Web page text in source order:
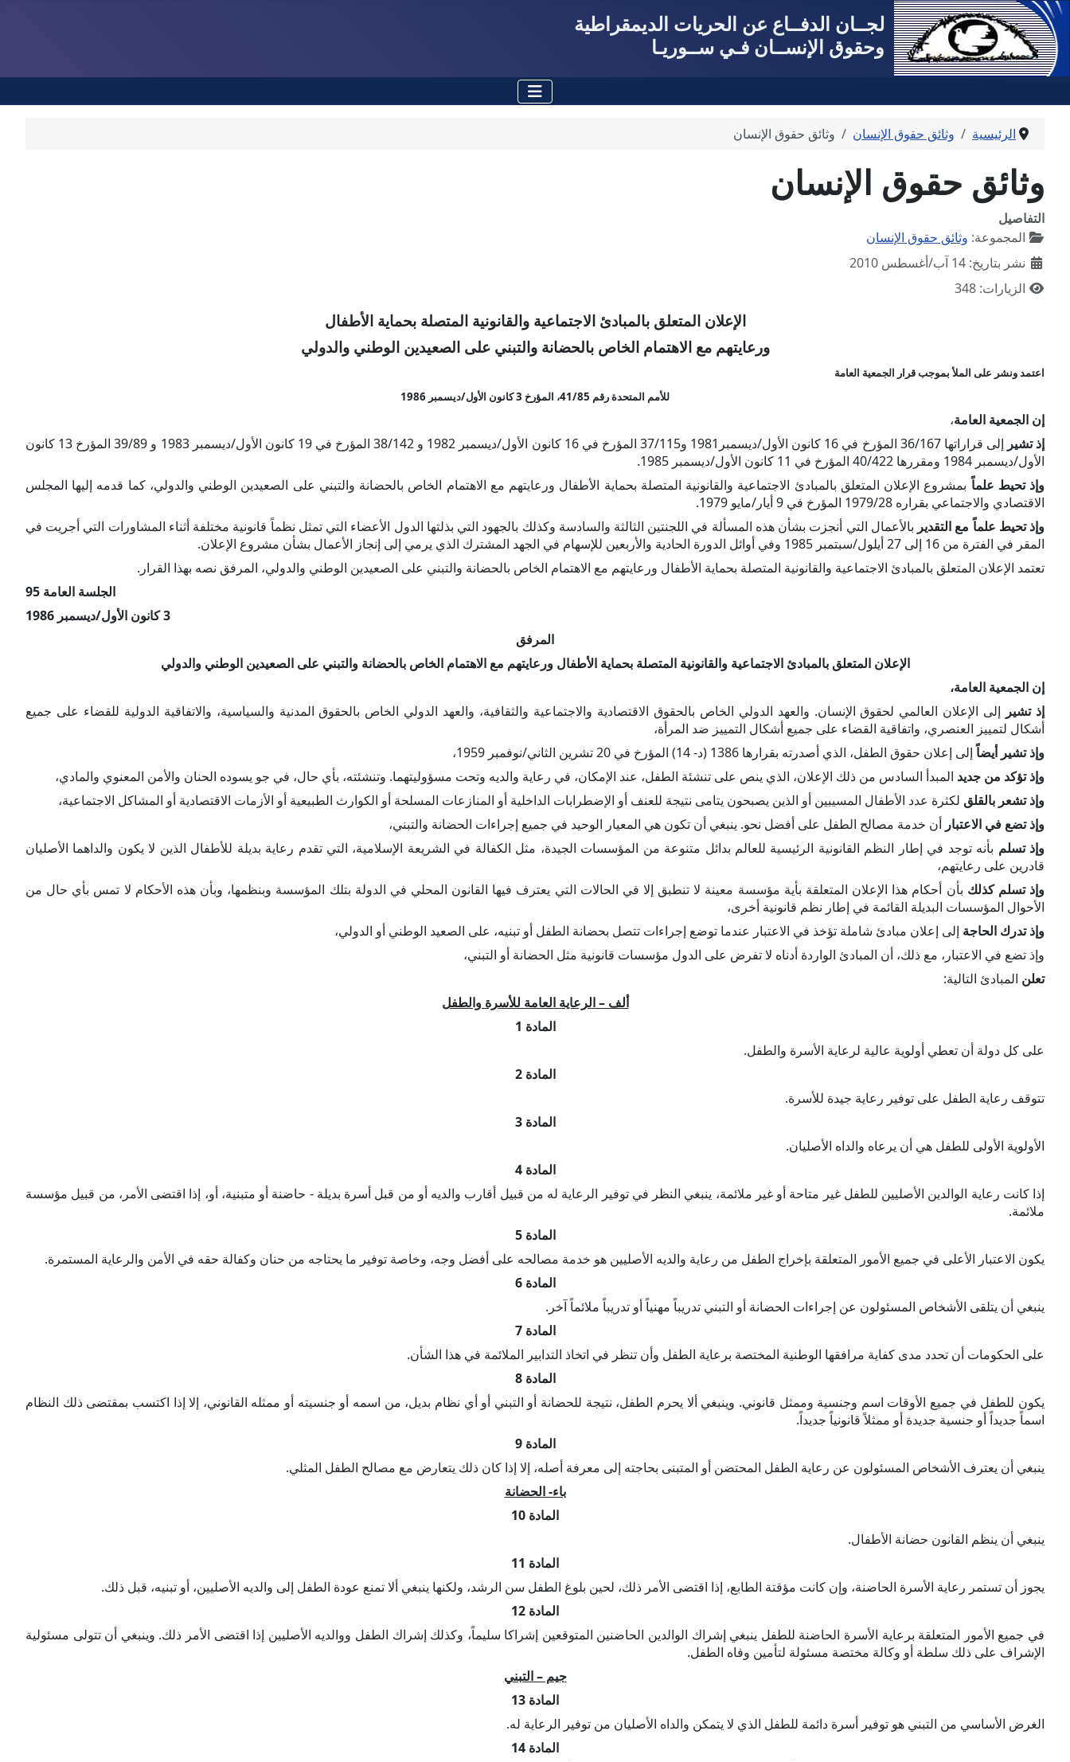
لجــان الدفــاع عن الحريات الديمقراطية
وحقوق الإنســان فـي ســوريـا
الرئيسية وثائق حقوق الإنسان وثائق حقوق الإنسان
وثائق حقوق الإنسان
التفاصيل
المجموعة: وثائق حقوق الإنسان
نشر بتاريخ: 14 آب/أغسطس 2010
الزيارات: 348
الإعلان المتعلق بالمبادئ الاجتماعية والقانونية المتصلة بحماية الأطفال
ورعايتهم مع الاهتمام الخاص بالحضانة والتبني على الصعيدين الوطني والدولي
اعتمد ونشر على الملأ بموجب قرار الجمعية العامة
للأمم المتحدة رقم 41/85، المؤرخ 3 كانون الأول/ديسمبر 1986
إن الجمعية العامة،
إذ تشير
إلى قراراتها 36/167 المؤرخ في 16 كانون الأول/ديسمبر1981 و37/115 المؤرخ في 16 كانون الأول/ديسمبر 1982 و 38/142 المؤرخ في 19 كانون الأول/ديسمبر 1983 و 39/89 المؤرخ 13 كانون
الأول/ديسمبر 1984 ومقررها 40/422 المؤرخ في 11 كانون الأول/ديسمبر 1985.
وإذ تحيط علماًبمشروع الإعلان المتعلق بالمبادئ الاجتماعية والقانونية المتصلة بحماية الأطفال ورعايتهم مع الاهتمام الخاص بالحضانة والتبني على الصعيدين الوطني والدولي، كما قدمه إليها المجلس
الاقتصادي والاجتماعي بقراره 1979/28 المؤرخ في 9 أيار/مايو 1979.
وإذ تحيط علماً مع التقدير بالأعمال التي أنجزت بشأن هذه المسألة في اللجنتين الثالثة والسادسة وكذلك بالجهود التي بذلتها الدول الأعضاء التي تمثل نظماً قانونية مختلفة أثناء المشاورات التي أجريت في
المقر في الفترة من 16 إلى 27 أيلول/سبتمبر 1985 وفي أوائل الدورة الحادية والأربعين للإسهام في الجهد المشترك الذي يرمي إلى إنجاز الأعمال بشأن مشروع الإعلان.
تعتمد الإعلان المتعلق بالمبادئ الاجتماعية والقانونية المتصلة بحماية الأطفال ورعايتهم مع الاهتمام الخاص بالحضانة والتبني على الصعيدين الوطني والدولي، المرفق نصه بهذا القرار.
الجلسة العامة 95
3 كانون الأول/ديسمبر 1986
المرفق
الإعلان المتعلق بالمبادئ الاجتماعية والقانونية المتصلة بحماية الأطفال ورعايتهم مع الاهتمام الخاص بالحضانة والتبني على الصعيدين الوطني والدولي
إن الجمعية العامة،
إذ تشير إلى الإعلان العالمي لحقوق الإنسان. والعهد الدولي الخاص بالحقوق الاقتصادية والاجتماعية والثقافية، والعهد الدولي الخاص بالحقوق المدنية والسياسية، والاتفاقية الدولية للقضاء على جميع
أشكال لتمييز العنصري، واتفاقية القضاء على جميع أشكال التمييز ضد المرأة،
وإذ تشير أيضاًإلى إعلان حقوق الطفل، الذي أصدرته بقرارها 1386 (د- 14) المؤرخ في 20 تشرين الثاني/نوفمبر 1959،
وإذ تؤكد من جديد المبدأ السادس من ذلك الإعلان، الذي ينص على تنشئة الطفل، عند الإمكان، في رعاية والديه وتحت مسؤوليتهما. وتنشئته، بأي حال، في جو يسوده الحنان والأمن المعنوي والمادي،
وإذ تشعر بالقلق لكثرة عدد الأطفال المسيبين أو الذين يصبحون يتامى نتيجة للعنف أو الإضطرابات الداخلية أو المنازعات المسلحة أو الكوارث الطبيعية أو الأزمات الاقتصادية أو المشاكل الاجتماعية،
وإذ تضع في الاعتبار أن خدمة مصالح الطفل على أفضل نحو. ينبغي أن تكون هي المعيار الوحيد في جميع إجراءات الحضانة والتبني،
وإذ تسلم بأنه توجد في إطار النظم القانونية الرئيسية للعالم بدائل متنوعة من المؤسسات الجيدة، مثل الكفالة في الشريعة الإسلامية، التي تقدم رعاية بديلة للأطفال الذين لا يكون والداهما الأصليان
قادرين على رعايتهم،
وإذ تسلم كذلك بأن أحكام هذا الإعلان المتعلقة بأية مؤسسة معينة لا تنطبق إلا في الحالات التي يعترف فيها القانون المحلي في الدولة بتلك المؤسسة وبنظمها، وبأن هذه الأحكام لا تمس بأي حال من
الأحوال المؤسسات البديلة القائمة في إطار نظم قانونية أخرى،
وإذ تدرك الحاجة إلى إعلان مبادئ شاملة تؤخذ في الاعتبار عندما توضع إجراءات تتصل بحضانة الطفل أو تبنيه، على الصعيد الوطني أو الدولي،
وإذ تضع في الاعتبار، مع ذلك، أن المبادئ الواردة أدناه لا تفرض على الدول مؤسسات قانونية مثل الحضانة أو التبني،
تعلن المبادئ التالية:
ألف – الرعاية العامة للأسرة والطفل
المادة 1
على كل دولة أن تعطي أولوية عالية لرعاية الأسرة والطفل.
المادة 2
تتوقف رعاية الطفل على توفير رعاية جيدة للأسرة.
المادة 3
الأولوية الأولى للطفل هي أن يرعاه والداه الأصليان.
المادة 4
إذا كانت رعاية الوالدين الأصليين للطفل غير متاحة أو غير ملائمة، ينبغي النظر في توفير الرعاية له من قبيل أقارب والديه أو من قبل أسرة بديلة - حاضنة أو متبنية، أو، إذا اقتضى الأمر، من قبيل مؤسسة
ملائمة.
المادة 5
يكون الاعتبار الأعلى في جميع الأمور المتعلقة بإخراج الطفل من رعاية والديه الأصليين هو خدمة مصالحه على أفضل وجه، وخاصة توفير ما يحتاجه من حنان وكفالة حقه في الأمن والرعاية المستمرة.
المادة 6
ينبغي أن يتلقى الأشخاص المسئولون عن إجراءات الحضانة أو التبني تدريباً مهنياً أو تدريباً ملائماً آخر.
المادة 7
على الحكومات أن تحدد مدى كفاية مرافقها الوطنية المختصة برعاية الطفل وأن تنظر في اتخاذ التدابير الملائمة في هذا الشأن.
المادة 8
يكون للطفل في جميع الأوقات اسم وجنسية وممثل قانوني. وينبغي ألا يحرم الطفل، نتيجة للحضانة أو التبني أو أي نظام بديل، من اسمه أو جنسيته أو ممثله القانوني، إلا إذا اكتسب بمقتضى ذلك النظام
اسماً جديداً أو جنسية جديدة أو ممثلاً قانونياً جديداً.
المادة 9
ينبغي أن يعترف الأشخاص المسئولون عن رعاية الطفل المحتضن أو المتبنى بحاجته إلى معرفة أصله، إلا إذا كان ذلك يتعارض مع مصالح الطفل المثلي.
باء- الحضانة
المادة 10
ينبغي أن ينظم القانون حضانة الأطفال.
المادة 11
يجوز أن تستمر رعاية الأسرة الحاضنة، وإن كانت مؤقتة الطابع، إذا اقتضى الأمر ذلك، لحين بلوغ الطفل سن الرشد، ولكنها ينبغي ألا تمنع عودة الطفل إلى والديه الأصليين، أو تبنيه، قبل ذلك.
المادة 12
في جميع الأمور المتعلقة برعاية الأسرة الحاضنة للطفل ينبغي إشراك الوالدين الحاضنين المتوقعين إشراكا سليماً، وكذلك إشراك الطفل ووالديه الأصليين إذا اقتضى الأمر ذلك. وينبغي أن تتولى مسئولية
الإشراف على ذلك سلطة أو وكالة مختصة مسئولة لتأمين وفاه الطفل.
جيم – التبني
المادة 13
الغرض الأساسي من التبني هو توفير أسرة دائمة للطفل الذي لا يتمكن والداه الأصليان من توفير الرعاية له.
المادة 14